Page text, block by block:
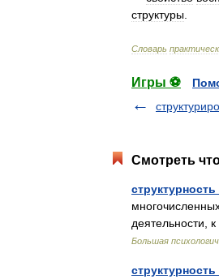
структуры
Словарь
Игры ⚽
Смотреть
деятельности,
Большая
структурность